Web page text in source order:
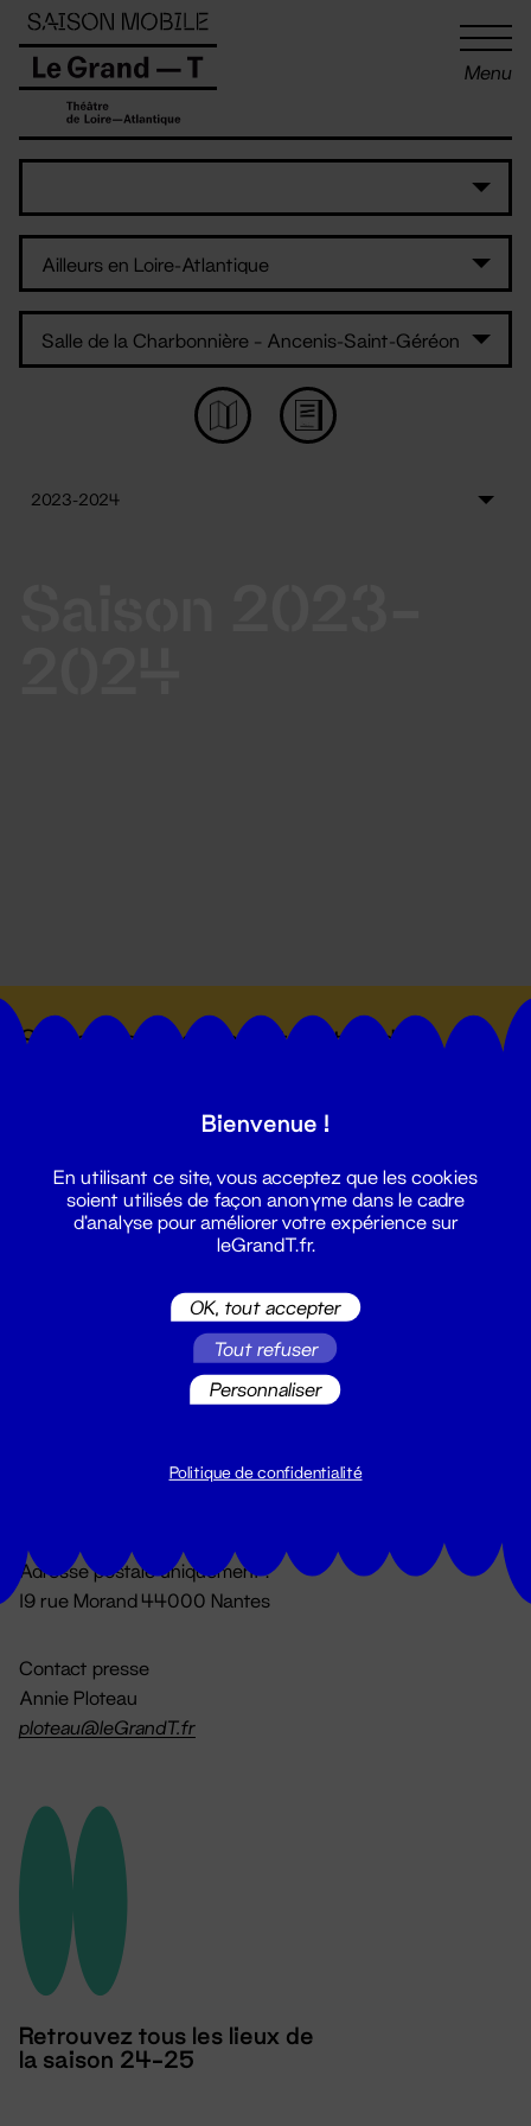
Menu
Suivez toutes les actualités du
Du lundi au vendredi 14h → 18h
Adresse postale uniquement :
19 rue Morand 44000 Nantes
Contact presse
Annie Ploteau
ploteau@leGrandT.fr
Retrouvez tous les lieux de
la saison 24-25
Panneau de gestion des cookies
Bienvenue !
En utilisant ce site, vous acceptez que les cookies
soient utilisés de façon anonyme dans le cadre
d'analyse pour améliorer votre expérience sur
leGrandT.fr.
OK, tout accepter
Tout refuser
Personnaliser
Politique de confidentialité